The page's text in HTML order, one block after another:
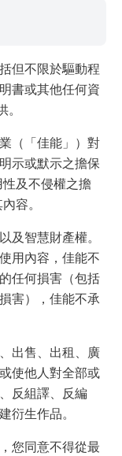
但不限於驅動程
書或其他任何資
（「佳能」）對
示或默示之擔保
及不侵權之擔
容。
及智慧財產權。
用內容，佳能不
任何損害（包括
害），佳能不承
出售、出租、廣
使他人對全部或
反組譯、反編
衍生作品。
您同意不得從最